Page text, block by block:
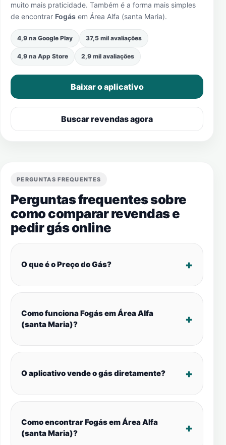
muito mais praticidade. Também é a forma mais simples
de encontrar Fogás em Área Alfa (santa Maria).
4,9 na Google Play 37,5 mil avaliações
4,9 na App Store 2,9 mil avaliações
Baixar o aplicativo
Buscar revendas agora
PERGUNTAS FREQUENTES
Perguntas frequentes sobre
como comparar revendas e
pedir gás online
O que é o Preço do Gás?
Como funciona Fogás em Área Alfa
(santa Maria)?
O aplicativo vende o gás diretamente?
Como encontrar Fogás em Área Alfa
(santa Maria)?